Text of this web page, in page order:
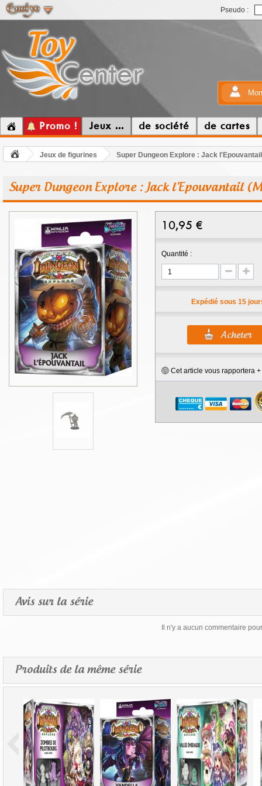
Pseudo :
Promo ! Jeux ... de société de cartes
Jeux de figurines Super Dungeon Explore : Jack
Super Dungeon Explore : Jack l'Epouvantail
10,95 €
Quantité :
Expédié sous 15
Cet article vous rapportera +
Avis sur la série
Il n'y a aucun commentaire
Produits de la même série